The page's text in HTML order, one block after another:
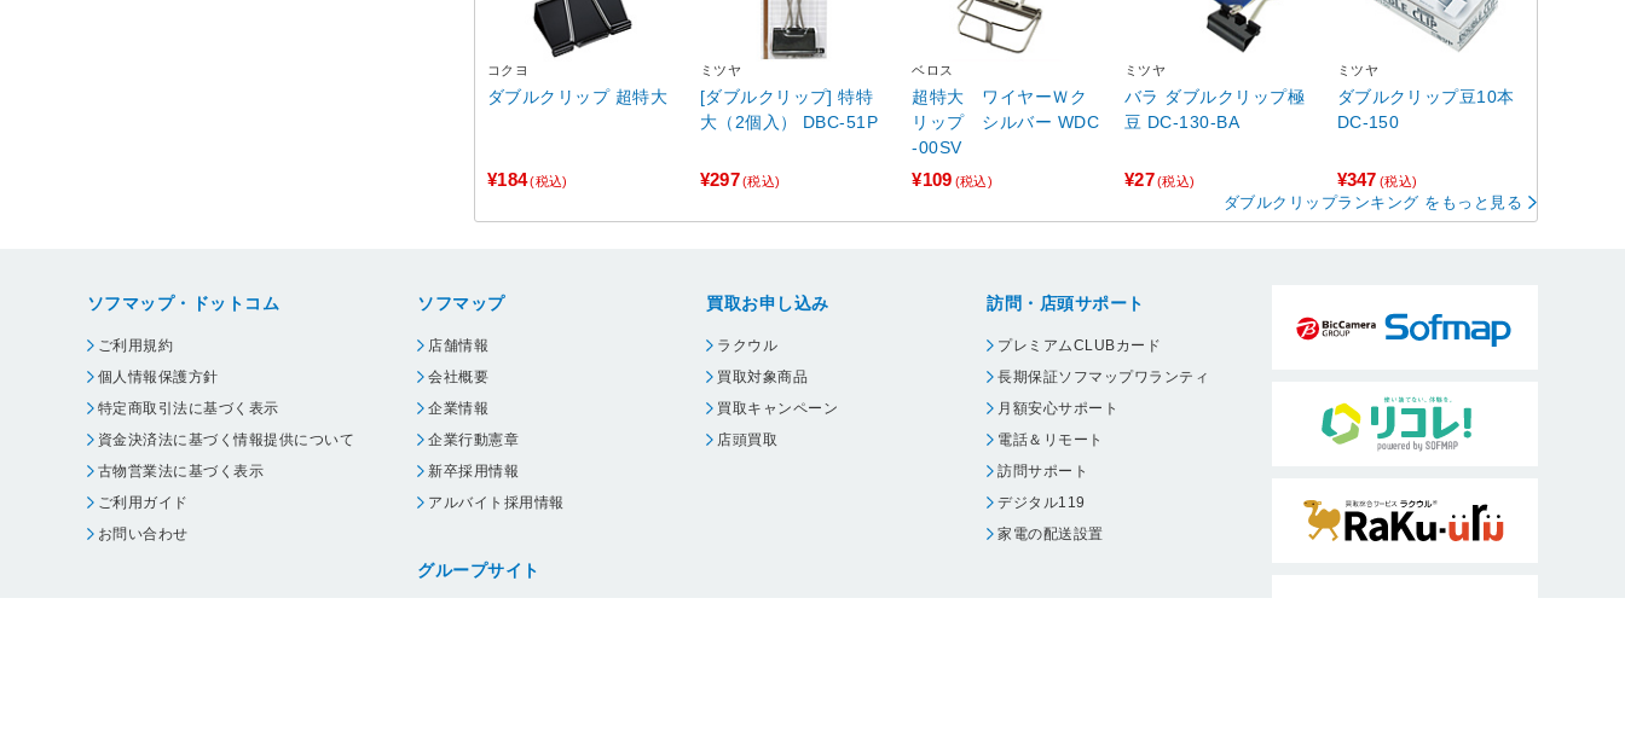
コクヨ
ダブルクリップ 超特大
¥184(税込)
ミツヤ
[ダブルクリップ] 特特
大（2個入） DBC-51P
¥297(税込)
ベロス
超特大 ワイヤーＷク
リップ シルバー WDC
-00SV
¥109 (税込)
ミツヤ
バラ ダブルクリップ極
豆 DC-130-BA
¥27(税込)
ミツヤ
ダブルクリップ豆10本
DC-150
¥347 (税込)
ダブルクリップランキング をもっと見る
ソフマップ・ドットコム
ご利用規約
個人情報保護方針
特定商取引法に基づく表示
資金決済法に基づく情報提供について
古物営業法に基づく表示
ご利用ガイド
お問い合わせ
ソフマップ
店舗情報
会社概要
企業情報
企業行動憲章
新卒採用情報
アルバイト採用情報
グループサイト
買取お申し込み
ラクウル
買取対象商品
買取キャンペーン
店頭買取
訪問・店頭サポート
プレミアムCLUBカード
長期保証ソフマップワランティ
月額安心サポート
電話＆リモート
訪問サポート
デジタル119
家電の配送設置